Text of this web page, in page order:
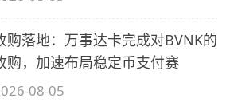
购落地：万事达卡完成对BVNK的
购，加速布局稳定币支付赛
08-05